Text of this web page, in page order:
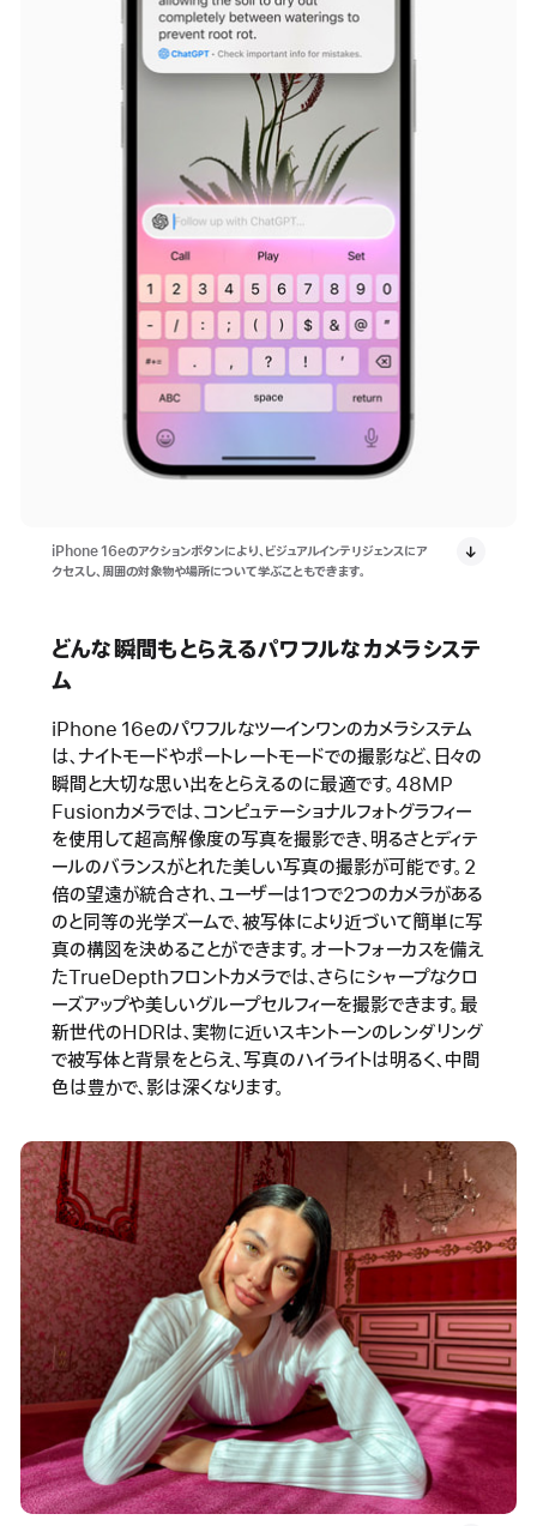
iPhone 16eのアクションボタンにより、ビジュアルインテリジェンスにア
クセスし、周囲の対象物や場所について学ぶこともできます。
どんな瞬間もとらえるパワフルなカメラシステ
ム
iPhone 16eのパワフルなツーインワンのカメラシステム
は、ナイトモードやポートレートモードでの撮影など、日々の
瞬間と大切な思い出をとらえるのに最適です。48MP
Fusionカメラでは、コンピュテーショナルフォトグラフィー
を使用して超高解像度の写真を撮影でき、明るさとディテ
ールのバランスがとれた美しい写真の撮影が可能です。2
倍の望遠が統合され、ユーザーは1つで2つのカメラがある
のと同等の光学ズームで、被写体により近づいて簡単に写
真の構図を決めることができます。オートフォーカスを備え
たTrueDepthフロントカメラでは、さらにシャープなクロ
ーズアップや美しいグループセルフィーを撮影できます。最
新世代のHDRは、実物に近いスキントーンのレンダリング
で被写体と背景をとらえ、写真のハイライトは明るく、中間
色は豊かで、影は深くなります。